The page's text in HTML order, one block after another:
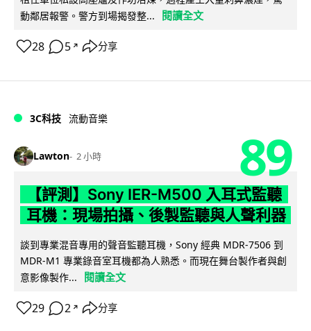
動鄰居報警。警方到場揭發整...
閱讀全文
28 5 ↗ 分享
3C科技 流動音樂
Lawton 2 小時 89
【評測】Sony IER-M500 入耳式監聽
耳機：現場拍攝、後製監聽與人聲利器
談到專業混音專用的聲音監聽耳機，Sony 經典 MDR-7506 到
MDR-M1 專業錄音室耳機都為人熟悉。而現在舞台製作者與創
意影像製作...
閱讀全文
29 2 ↗ 分享